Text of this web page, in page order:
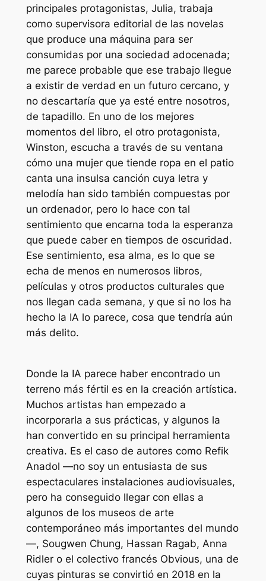
principales protagonistas, Julia, trabaja
como supervisora editorial de las novelas
que produce una máquina para ser
consumidas por una sociedad adocenada;
me parece probable que ese trabajo llegue
a existir de verdad en un futuro cercano, y
no descartaría que ya esté entre nosotros,
de tapadillo. En uno de los mejores
momentos del libro, el otro protagonista,
Winston, escucha a través de su ventana
cómo una mujer que tiende ropa en el patio
canta una insulsa canción cuya letra y
melodía han sido también compuestas por
un ordenador, pero lo hace con tal
sentimiento que encarna toda la esperanza
que puede caber en tiempos de oscuridad.
Ese sentimiento, esa alma, es lo que se
echa de menos en numerosos libros,
películas y otros productos culturales que
nos llegan cada semana, y que si no los ha
hecho la IA lo parece, cosa que tendría aún
más delito.
Donde la IA parece haber encontrado un
terreno más fértil es en la creación artística.
Muchos artistas han empezado a
incorporarla a sus prácticas, y algunos la
han convertido en su principal herramienta
creativa. Es el caso de autores como Refik
Anadol —no soy un entusiasta de sus
espectaculares instalaciones audiovisuales,
pero ha conseguido llegar con ellas a
algunos de los museos de arte
contemporáneo más importantes del mundo
—, Sougwen Chung, Hassan Ragab, Anna
Ridler o el colectivo francés Obvious, una de
cuyas pinturas se convirtió en 2018 en la